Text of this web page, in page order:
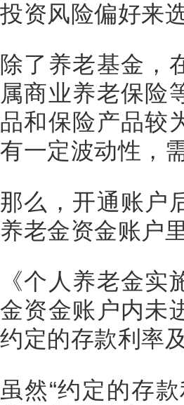
投资风险偏好来选
除了养老基金，
属商业养老保险
品和保险产品较
有一定波动性，
那么，开通账户
养老金资金账户
《个人养老金
金资金账户内未
约定的存款利率
虽然“约定的存